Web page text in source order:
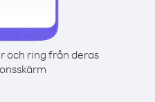
och ring från deras